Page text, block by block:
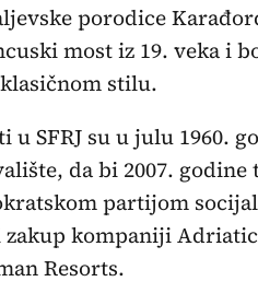
porodice
most iz 19. veka i
stilu.
u SFRJ su u julu 1960.
da bi 2007. godine
partijom
kompaniji
Resorts.